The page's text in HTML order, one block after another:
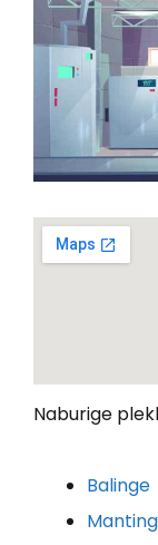
Naburige
Balinge